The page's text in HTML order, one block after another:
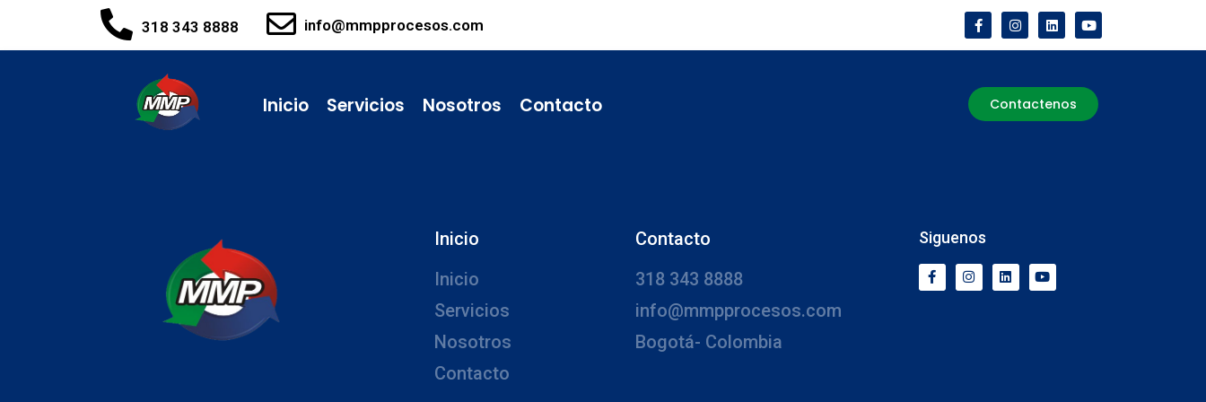
318 343 8888 info@mmpprocesos.com
Inicio Servicios Nosotros Contacto Contactenos
Inicio
Inicio
Servicios
Nosotros
Contacto
Contacto
318 343 8888
info@mmpprocesos.com
Bogotá- Colombia
Siguenos